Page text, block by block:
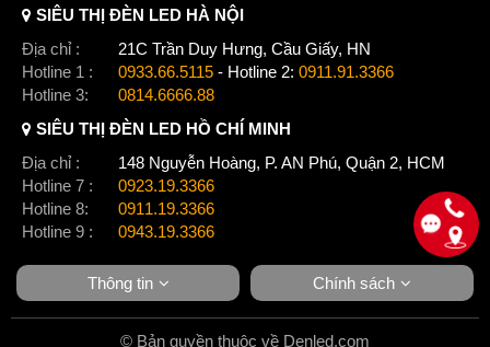
SIÊU THỊ ĐÈN LED HÀ NỘI
Địa chỉ :
21C Trần Duy Hưng, Cầu Giấy, HN
Hotline 1 :
0933.66.5115 - Hotline 2: 0911.91.3366
Hotline 3:
0814.6666.88
SIÊU THỊ ĐÈN LED HỒ CHÍ MINH
Địa chỉ :
148 Nguyễn Hoàng, P. AN Phú, Quận 2, HCM
Hotline 7 :
0923.19.3366
Hotline 8:
0911.19.3366
Hotline 9 :
0943.19.3366
Thông tin Chính sách
© Bản quyền thuộc về Denled.com